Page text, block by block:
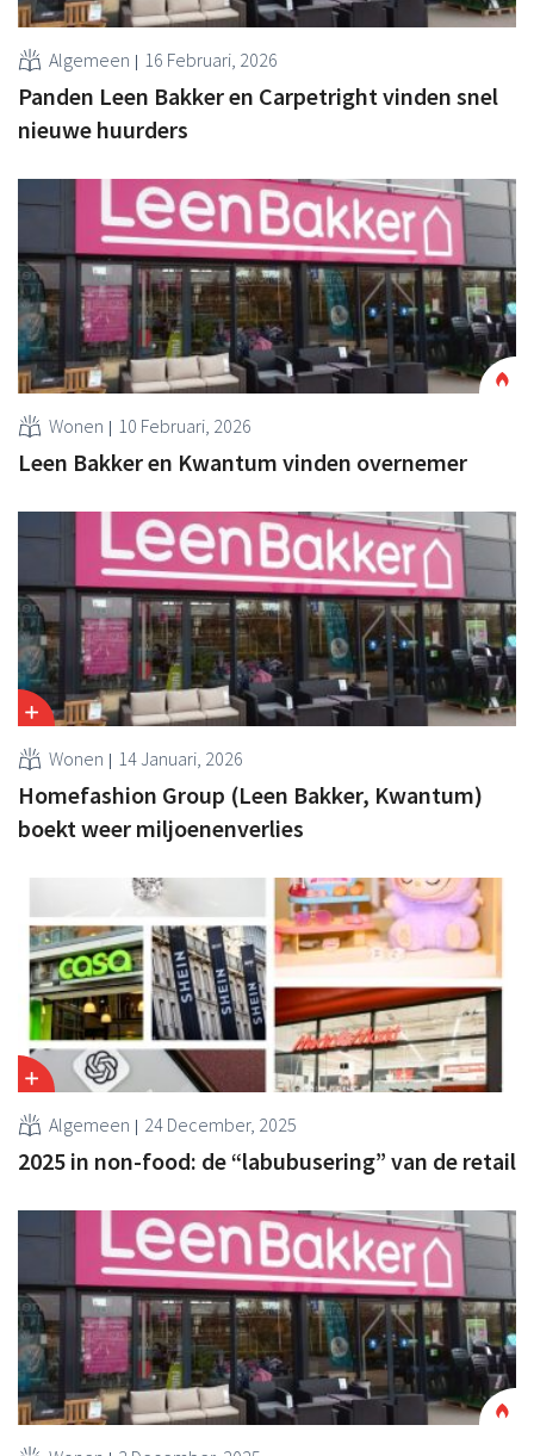
Algemeen 16 Februari, 2026
Panden Leen Bakker en Carpetright vinden snel
nieuwe huurders
Wonen 10 Februari, 2026
Leen Bakker en Kwantum vinden overnemer
Wonen 14 Januari, 2026
Homefashion Group (Leen Bakker, Kwantum)
boekt weer miljoenenverlies
Algemeen 24 December, 2025
2025 in non-food: de “labubusering” van de retail